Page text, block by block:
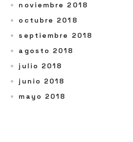
noviembre 2018
octubre 2018
septiembre 2018
agosto 2018
julio 2018
junio 2018
mayo 2018